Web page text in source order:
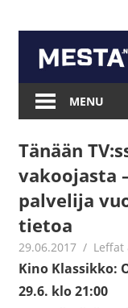
content
Mesta.net
MENU
Tänään
vakoojasta
palvelija
tietoa
29.06.2017 Jouni
Leffat
Kino Klassikko:
29.6. klo 21:00